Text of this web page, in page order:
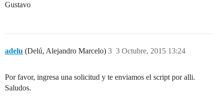
Gustavo
adelu (Delú, Alejandro Marcelo) 3 Octubre, 2015 13:24
3
Por favor, ingresa una solicitud y te enviamos el script por alli.
Saludos.